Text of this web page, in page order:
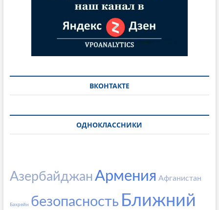
ВКОНТАКТЕ
ОДНОКЛАССНИКИ
АзербайджанАрмения Афганистан
Бахрейн безопасность Ближний